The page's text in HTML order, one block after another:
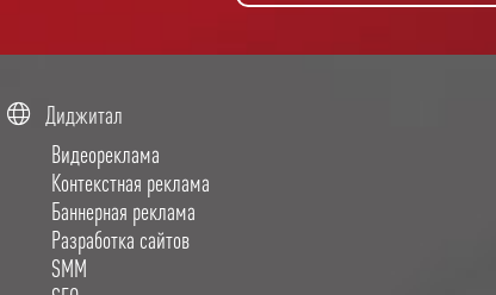
Диджитал
Видеореклама
Контекстная реклама
Баннерная реклама
Разработка сайтов
SMM